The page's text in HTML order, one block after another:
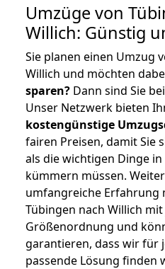
Umzüge von
Willich: Günstig
Sie planen einen Umzug
Willich und möchten
sparen? Dann sind Sie
Unser Netzwerk bieten
kostengünstige
fairen Preisen, damit Sie
als die wichtigen Dinge
kümmern müssen.
umfangreiche Erfahrung
Tübingen nach Willich
Größenordnung und
garantieren, dass wir für
passende Lösung finden